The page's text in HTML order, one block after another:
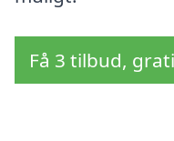
Få 3 tilbud,